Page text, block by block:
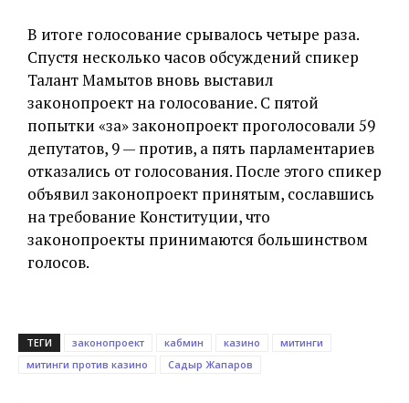
В итоге голосование срывалось четыре раза.
Спустя несколько часов обсуждений спикер
Талант Мамытов вновь выставил
законопроект на голосование. С пятой
попытки «за» законопроект проголосовали 59
депутатов, 9 — против, а пять парламентариев
отказались от голосования. После этого спикер
объявил законопроект принятым, сославшись
на требование Конституции, что
законопроекты принимаются большинством
голосов.
ТЕГИ законопроект кабмин казино
митинги
митинги против казино
Садыр Жапаров